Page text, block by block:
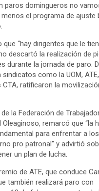
paros domingueros no
el programa de ajuste
“hay dirigentes que le
descartó la realización de
durante la jornada de paro.
sindicatos como la UOM, ATE,
ratificaron la
la Federación de
remarcó que “la
para enfrentar a los
pro patronal” y advirtió
un plan de lucha.
de ATE, que conduce
también realizará paro con